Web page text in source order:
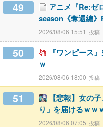
49
アニメ『Re:ゼ
season《奪還編》
2026/08/06 15:51
50
『ワンピース
ｗ
2026/08/06 18:00
51
【悲報】女の
り」を届けるｗｗ
2026/08/06 07:05